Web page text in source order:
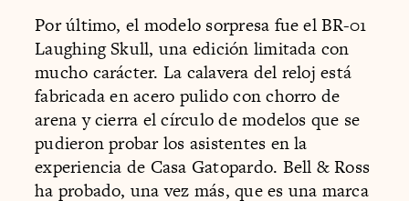
Por último, el modelo sorpresa fue el BR-01
Laughing Skull, una edición limitada con
mucho carácter. La calavera del reloj está
fabricada en acero pulido con chorro de
arena y cierra el círculo de modelos que se
pudieron probar los asistentes en la
experiencia de Casa Gatopardo. Bell & Ross
ha probado, una vez más, que es una marca